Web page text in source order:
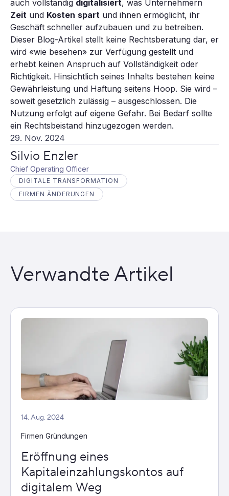
29. Nov. 2024
Silvio Enzler
Chief Operating Officer
DIGITALE TRANSFORMATION
FIRMEN ÄNDERUNGEN
auch vollständig digitalisiert, was Unternehmern
Zeit und Kosten spart und ihnen ermöglicht, ihr
Geschäft schneller aufzubauen und zu betreiben.
Dieser Blog-Artikel stellt keine Rechtsberatung dar, er
wird «wie besehen» zur Verfügung gestellt und
erhebt keinen Anspruch auf Vollständigkeit oder
Richtigkeit. Hinsichtlich seines Inhalts bestehen keine
Gewährleistung und Haftung seitens Hoop. Sie wird –
soweit gesetzlich zulässig – ausgeschlossen. Die
Nutzung erfolgt auf eigene Gefahr. Bei Bedarf sollte
ein Rechtsbeistand hinzugezogen werden.
Verwandte Artikel
14. Aug. 2024
Firmen Gründungen
Eröffnung eines
Kapitaleinzahlungskontos auf
digitalem Weg